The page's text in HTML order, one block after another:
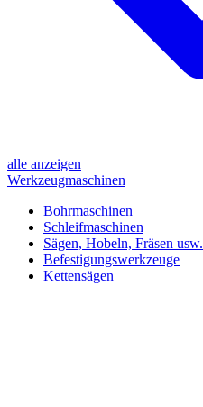
alle anzeigen
Werkzeugmaschinen
Bohrmaschinen
Schleifmaschinen
Sägen, Hobeln, Fräsen usw.
Befestigungswerkzeuge
Kettensägen